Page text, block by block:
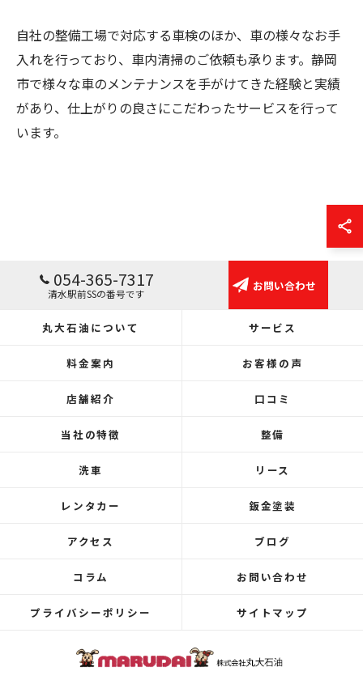
自社の整備工場で対応する車検のほか、車の様々なお手
入れを行っており、車内清掃のご依頼も承ります。静岡
市で様々な車のメンテナンスを手がけてきた経験と実績
があり、仕上がりの良さにこだわったサービスを行って
います。
054-365-7317
清水駅前SSの番号です
お問い合わせ
丸大石油について サービス
料金案内 お客様の声
店舗紹介 口コミ
当社の特徴 整備
洗車 リース
レンタカー 鈑金塗装
アクセス ブログ
コラム お問い合わせ
プライバシーポリシー サイトマップ